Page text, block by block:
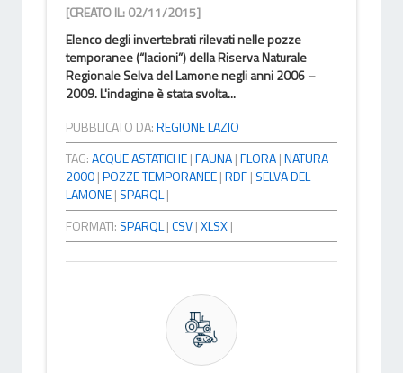
[CREATO IL: 02/11/2015]
Elenco degli invertebrati rilevati nelle pozze
temporanee (“lacioni”) della Riserva Naturale
Regionale Selva del Lamone negli anni 2006 –
2009. L'indagine è stata svolta...
PUBBLICATO DA:REGIONE LAZIO
TAG:ACQUE ASTATICHE|FAUNA|FLORA|NATURA
2000|POZZE TEMPORANEE|RDF| SELVA DEL
LAMONE| SPARQL|
FORMATI: SPARQL|CSV|XLSX|